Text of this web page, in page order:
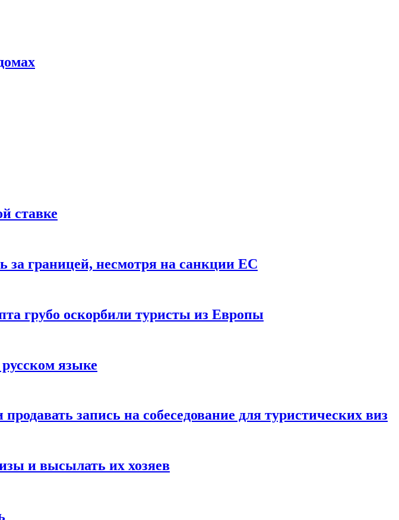
ставке
за границей, несмотря на санкции ЕС
грубо оскорбили туристы из Европы
языке
запись на собеседование для туристических виз
и высылать их хозяев